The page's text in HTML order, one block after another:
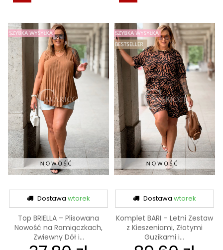
Dostawawtorek
Top BRIELLA – Plisowana
Nowość na Ramiączkach,
Zwiewny Dół i...
Dostawa wtorek
Komplet BARI – Letni Zestaw
z Kieszeniami, Złotymi
Guzikami i...